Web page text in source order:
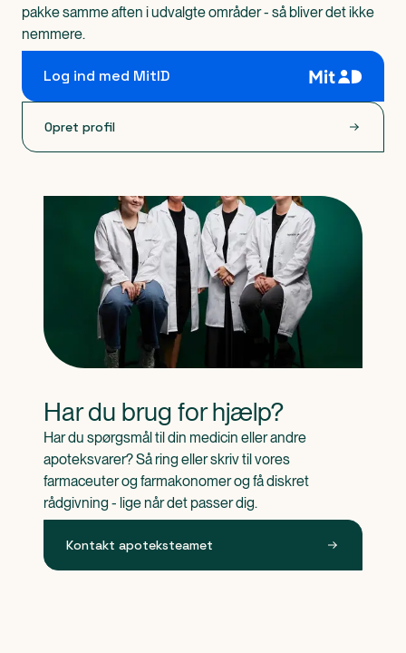
pakke samme aften i udvalgte områder - så bliver det ikke
nemmere.
Log ind med MitID
Opret profil
Har du brug for hjælp?
Har du spørgsmål til din medicin eller andre
apoteksvarer? Så ring eller skriv til vores
farmaceuter og farmakonomer og få diskret
rådgivning - lige når det passer dig.
Kontakt apoteksteamet